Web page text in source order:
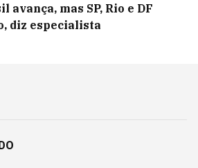
avança, mas SP, Rio e DF
diz especialista